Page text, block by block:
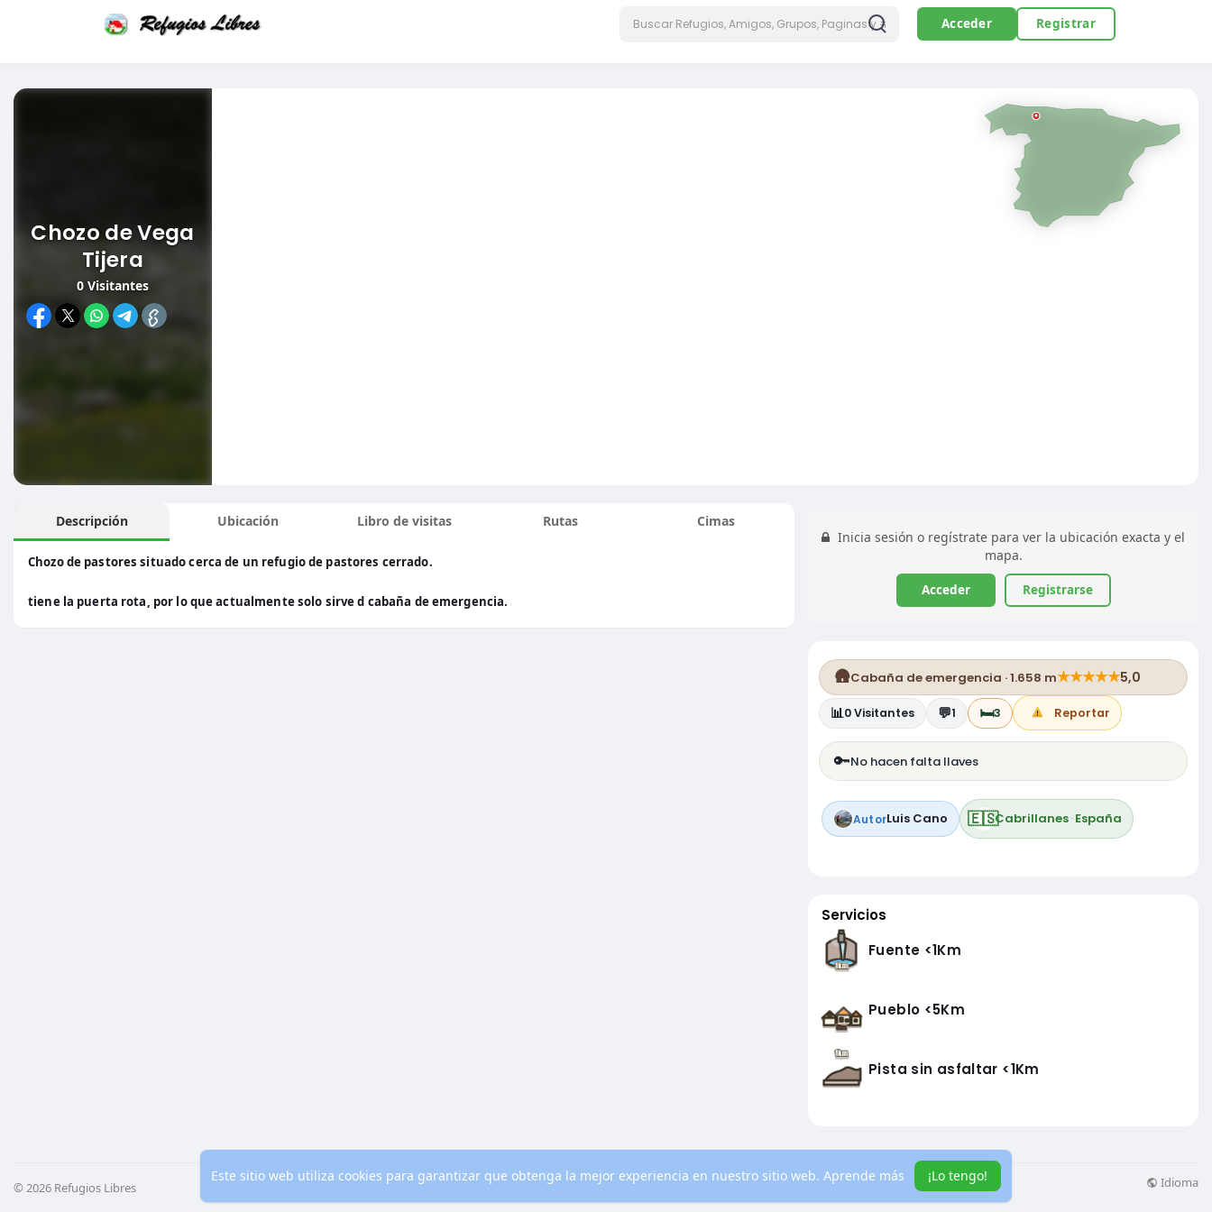
Este sitio web utiliza cookies para garantizar que obtenga la mejor experiencia en nuestro sitio web. Aprende más ¡Lo tengo!
Acceder Registrar
Chozo de Vega
Tijera
0 Visitantes
Descripción
Chozo de pastores situado cerca de un refugio de pastores cerrado.
tiene la puerta rota, por lo que actualmente solo sirve d cabaña de emergencia.
Ubicación Libro de visitas Rutas
Cimas
Inicia sesión o regístrate para ver la ubicación exacta y el
mapa.
Acceder Registrarse
🛖Cabaña de emergencia · 1.658 m★★★★★5,0
📊0Visitantes 💬1 🛏️3 Reportar
🔑No hacen falta llaves
AutorLuis Cano 🇪🇸Cabrillanes·España
Servicios
Fuente <1Km
Pueblo <5Km
Pista sin asfaltar <1Km
© 2026 Refugios Libres Conocenos Contacto Política de privacidad Más información Idioma